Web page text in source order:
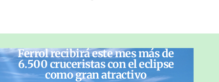
Ferrol recibirá este mes más de
6.500 cruceristas con el eclipse
como gran atractivo